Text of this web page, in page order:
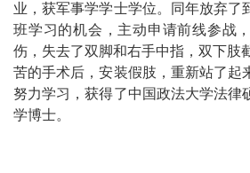
业，获军事学学士学位。同年放弃了
班学习的机会，主动申请前线参战
伤，失去了双脚和右手中指，双下肢
苦的手术后，安装假肢，重新站了起
努力学习，获得了中国政法大学法律
学博士。